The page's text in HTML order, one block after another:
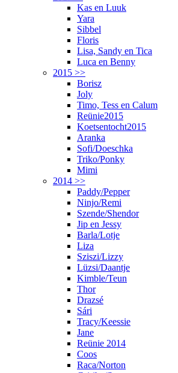
Kas en Luuk
Yara
Sibbel
Floris
Lisa, Sandy en Tica
Luca en Benny
2015 >>
Borisz
Joly
Timo, Tess en Calum
Reünie2015
Koetsentocht2015
Aranka
Sofi/Doeschka
Triko/Ponky
Mimi
2014 >>
Paddy/Pepper
Ninjo/Remi
Szende/Shendor
Jip en Jessy
Barla/Lotje
Liza
Sziszi/Lizzy
Lüzsi/Daantje
Kimble/Teun
Thor
Drazsé
Sári
Tracy/Keessie
Jane
Reünie 2014
Coos
Raca/Norton